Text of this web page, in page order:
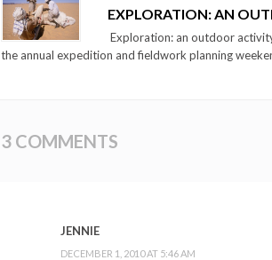
EXPLORATION: AN
Exploration: an outdoor
the annual expedition and fieldwork planning
3 COMMENTS
JENNIE
DECEMBER 1, 2010 AT 5:46 AM